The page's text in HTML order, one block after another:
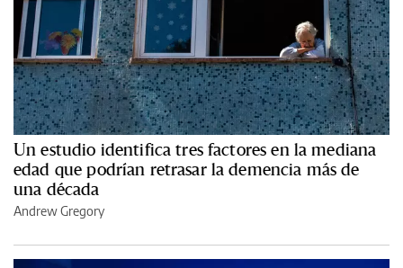
Un estudio identifica tres factores en la mediana
edad que podrían retrasar la demencia más de
una década
Andrew Gregory